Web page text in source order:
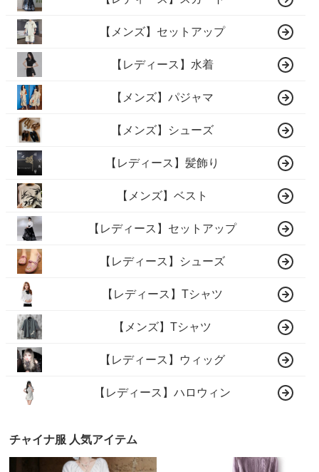
【メンズ】セットアップ
【レディース】水着
【メンズ】パジャマ
【メンズ】シューズ
【レディース】髪飾り
【メンズ】ベスト
【レディース】セットアップ
【レディース】シューズ
【レディース】Tシャツ
【メンズ】Tシャツ
【レディース】ウィッグ
【レディース】ハロウィン
チャイナ服 人気アイテム